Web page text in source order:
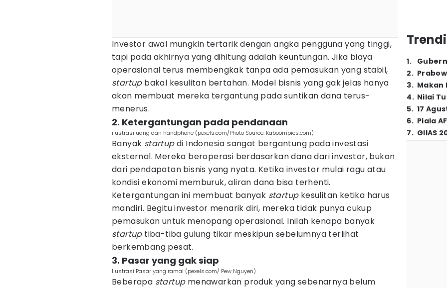
Investor awal mungkin tertarik dengan angka pengguna yang tinggi,
tapi pada akhirnya yang dihitung adalah keuntungan. Jika biaya
operasional terus membengkak tanpa ada pemasukan yang stabil,
startupbakal kesulitan bertahan. Model bisnis yang gak jelas hanya
akan membuat mereka tergantung pada suntikan dana terus-
menerus.
2. Ketergantungan pada pendanaan
ilustrasi uang dan handphone (pexels.com/Photo Source: Kaboompics.com)
Banyak startupdi Indonesia sangat bergantung pada investasi
eksternal. Mereka beroperasi berdasarkan dana dari investor, bukan
dari pendapatan bisnis yang nyata. Ketika investor mulai ragu atau
kondisi ekonomi memburuk, aliran dana bisa terhenti.
Ketergantungan ini membuat banyak startupkesulitan ketika harus
mandiri. Begitu investor menarik diri, mereka tidak punya cukup
pemasukan untuk menopang operasional. Inilah kenapa banyak
startuptiba-tiba gulung tikar meskipun sebelumnya terlihat
berkembang pesat.
3. Pasar yang gak siap
Ilustrasi Pasar yang ramai (pexels.com/ Pew Nguyen)
Beberapa startupmenawarkan produk yang sebenarnya belum
1.
2.
3. Makan
4. Nilai
5. 17
6. Piala
7. GIIAS